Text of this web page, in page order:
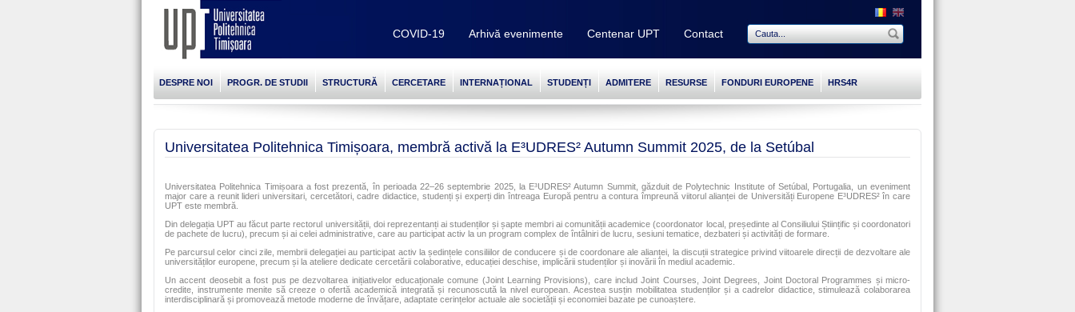
Contact
Centenar UPT
Arhivă evenimente
COVID-19
DESPRE NOI PROGR. DE STUDII STRUCTURĂ CERCETARE INTERNAȚIONAL STUDENȚI ADMITERE RESURSE FONDURI EUROPENE HRS4R
Universitatea Politehnica Timișoara, membră activă la E³UDRES² Autumn Summit 2025, de la Setúbal
Universitatea Politehnica Timișoara a fost prezentă, în perioada 22–26 septembrie 2025, la E³UDRES² Autumn Summit, găzduit de Polytechnic Institute of Setúbal, Portugalia, un eveniment
major care a reunit lideri universitari, cercetători, cadre didactice, studenți și experți din întreaga Europă pentru a contura împreună viitorul alianței de Universități Europene E³UDRES² în care
UPT este membră.
Din delegația UPT au făcut parte rectorul universității, doi reprezentanți ai studenților și șapte membri ai comunității academice (coordonator local, președinte al Consiliului Științific și coordonatori
de pachete de lucru), precum și ai celei administrative, care au participat activ la un program complex de întâlniri de lucru, sesiuni tematice, dezbateri și activități de formare.
Pe parcursul celor cinci zile, membrii delegației au participat activ la ședințele consiliilor de conducere și de coordonare ale alianței, la discuții strategice privind viitoarele direcții de dezvoltare ale
universităților europene, precum și la ateliere dedicate cercetării colaborative, educației deschise, implicării studenților și inovării în mediul academic.
Un accent deosebit a fost pus pe dezvoltarea inițiativelor educaționale comune (Joint Learning Provisions), care includ Joint Courses, Joint Degrees, Joint Doctoral Programmes și micro-
credite, instrumente menite să creeze o ofertă academică integrată și recunoscută la nivel european. Acestea susțin mobilitatea studenților și a cadrelor didactice, stimulează colaborarea
interdisciplinară și promovează metode moderne de învățare, adaptate cerințelor actuale ale societății și economiei bazate pe cunoaștere.